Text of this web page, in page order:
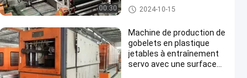
00:30
personnalisée
machine en plastique d'extrusi
on
2024-10-15
Machine de production de
gobelets en plastique
jetables à entraînement
servo avec une surface